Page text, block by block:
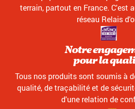
terrain, partout en France. C'est
réseau Relais
Notre
pour la
Tous nos produits sont soumis à
qualité, de traçabilité et de
d'une relation de